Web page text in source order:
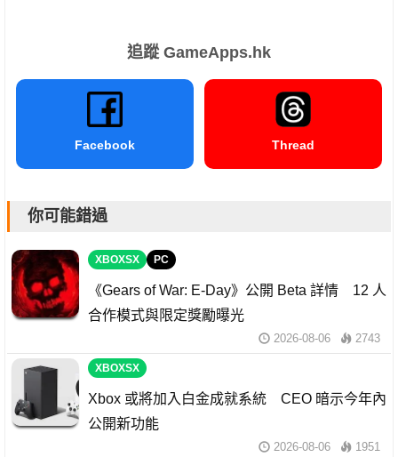
追蹤 GameApps.hk
Facebook Thread
你可能錯過
XBOXSX PC
《Gears of War: E-Day》公開 Beta 詳情 12 人
合作模式與限定獎勵曝光
2026-08-06 2743
XBOXSX
Xbox 或將加入白金成就系統 CEO 暗示今年內
公開新功能
2026-08-06 1951